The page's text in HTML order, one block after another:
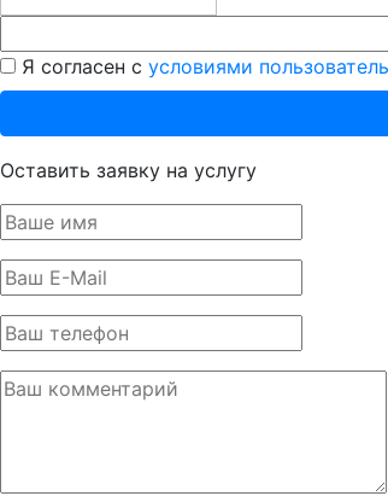
Я согласен с условиями
Оставить заявку на услугу